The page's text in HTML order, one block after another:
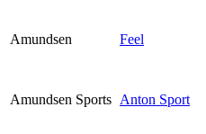
Amundsen Feel
Amundsen Sports Anton Sport